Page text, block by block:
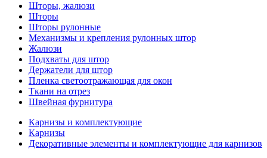
Шторы, жалюзи
Шторы
Шторы рулонные
Механизмы и крепления рулонных штор
Жалюзи
Подхваты для штор
Держатели для штор
Пленка светоотражающая для окон
Ткани на отрез
Швейная фурнитура
Карнизы и комплектующие
Карнизы
Декоративные элементы и комплектующие для карнизов